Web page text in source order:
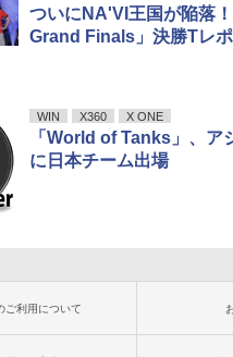
ついにNA'VI王国が陥落
Grand Finals」決勝Tレポ
WIN X360 X ONE
「World of Tanks」、ア
に日本チーム出場
ご利用について